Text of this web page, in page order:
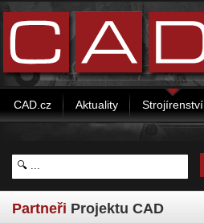
CAD.cz Aktuality Strojírenství
Partneři Projektu CAD